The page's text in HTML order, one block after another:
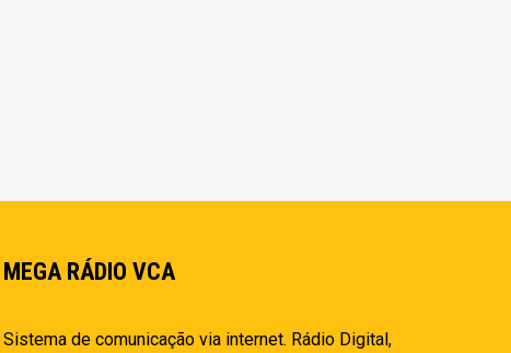
MEGA RÁDIO VCA
Sistema de comunicação via internet. Rádio Digital,